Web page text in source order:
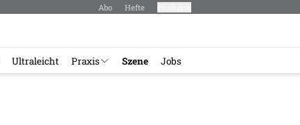
Abo Hefte
Ultraleicht Praxis Szene Jobs